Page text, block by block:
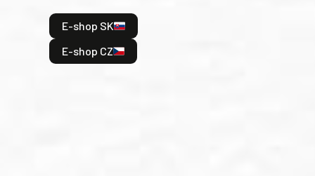
E-shop SK
E-shop CZ